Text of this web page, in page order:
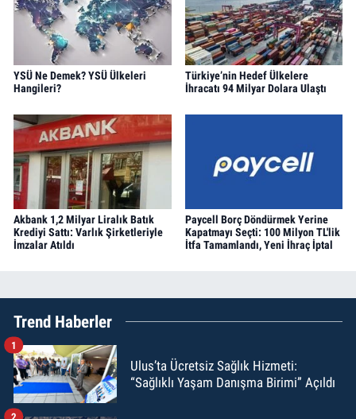
YSÜ Ne Demek? YSÜ Ülkeleri
Hangileri?
Türkiye’nin Hedef Ülkelere
İhracatı 94 Milyar Dolara Ulaştı
Akbank 1,2 Milyar Liralık Batık
Krediyi Sattı: Varlık Şirketleriyle
İmzalar Atıldı
Paycell Borç Döndürmek Yerine
Kapatmayı Seçti: 100 Milyon TL'lik
İtfa Tamamlandı, Yeni İhraç İptal
Trend Haberler
Ulus’ta Ücretsiz Sağlık Hizmeti:
“Sağlıklı Yaşam Danışma Birimi” Açıldı
1
2